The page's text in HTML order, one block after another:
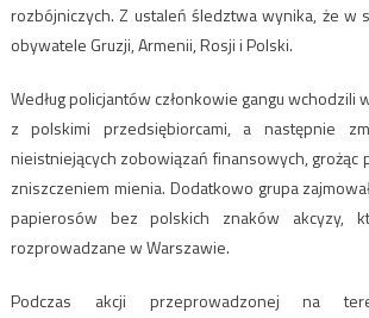
rozbójniczych. Z ustaleń śledztwa wynika, że w
obywatele Gruzji, Armenii, Rosji i Polski.
Według policjantów członkowie gangu wchodzili
z polskimi przedsiębiorcami, a następnie
nieistniejących zobowiązań finansowych, grożąc
zniszczeniem mienia. Dodatkowo grupa
papierosów bez polskich znaków akcyzy,
rozprowadzane w Warszawie.
Podczas akcji przeprowadzonej na